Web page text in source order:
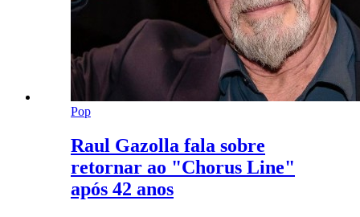
Pop
Raul Gazolla fala sobre
retornar ao "Chorus Line"
após 42 anos